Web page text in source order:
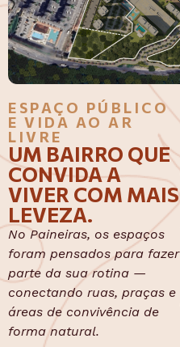
ESPAÇO PÚBLICO
E VIDA AO AR
LIVRE
UM BAIRRO QUE
CONVIDA A
VIVER COM MAIS
LEVEZA.
No Paineiras, os espaços
foram pensados para fazer
parte da sua rotina —
conectando ruas, praças e
áreas de convivência de
forma natural.